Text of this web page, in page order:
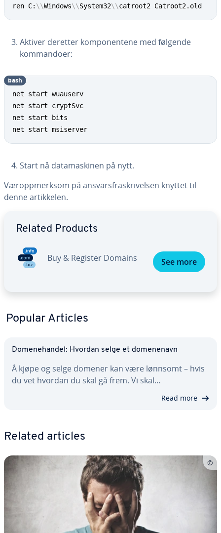
ren C: \\Windows\\System32\\catroot2 Catroot2.old
Aktiver deretter komponentene med følgende
kommandoer:
net start wuauserv
net start cryptSvc
net start bits
net start msiserver
bash
Start nå datamaskinen på nytt.
Væroppmerksom på ansvarsfraskrivelsen knyttet til
denne artikkelen.
Related Products
Buy & Register Domains See more
Popular Articles
Domenehandel: Hvordan selge et domenenavn
Å kjøpe og selge domener kan være lønnsomt – hvis
du vet hvordan du skal gå frem. Vi skal…
Read more
Related articles